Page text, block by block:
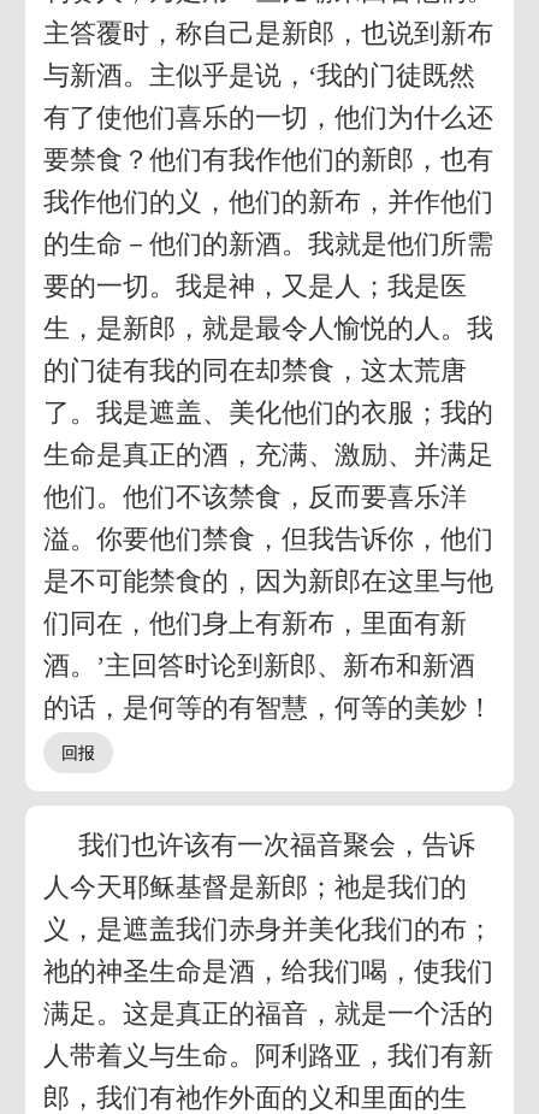
主答覆时，称自己是新郎，也说到新布
与新酒。主似乎是说，‘我的门徒既然
有了使他们喜乐的一切，他们为什么还
要禁食？他们有我作他们的新郎，也有
我作他们的义，他们的新布，并作他们
的生命－他们的新酒。我就是他们所需
要的一切。我是神，又是人；我是医
生，是新郎，就是最令人愉悦的人。我
的门徒有我的同在却禁食，这太荒唐
了。我是遮盖、美化他们的衣服；我的
生命是真正的酒，充满、激励、并满足
他们。他们不该禁食，反而要喜乐洋
溢。你要他们禁食，但我告诉你，他们
是不可能禁食的，因为新郎在这里与他
们同在，他们身上有新布，里面有新
酒。’主回答时论到新郎、新布和新酒
的话，是何等的有智慧，何等的美妙！
我们也许该有一次福音聚会，告诉
人今天耶稣基督是新郎；祂是我们的
义，是遮盖我们赤身并美化我们的布；
祂的神圣生命是酒，给我们喝，使我们
满足。这是真正的福音，就是一个活的
人带着义与生命。阿利路亚，我们有新
郎，我们有祂作外面的义和里面的生